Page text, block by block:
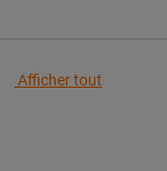
Afficher tout